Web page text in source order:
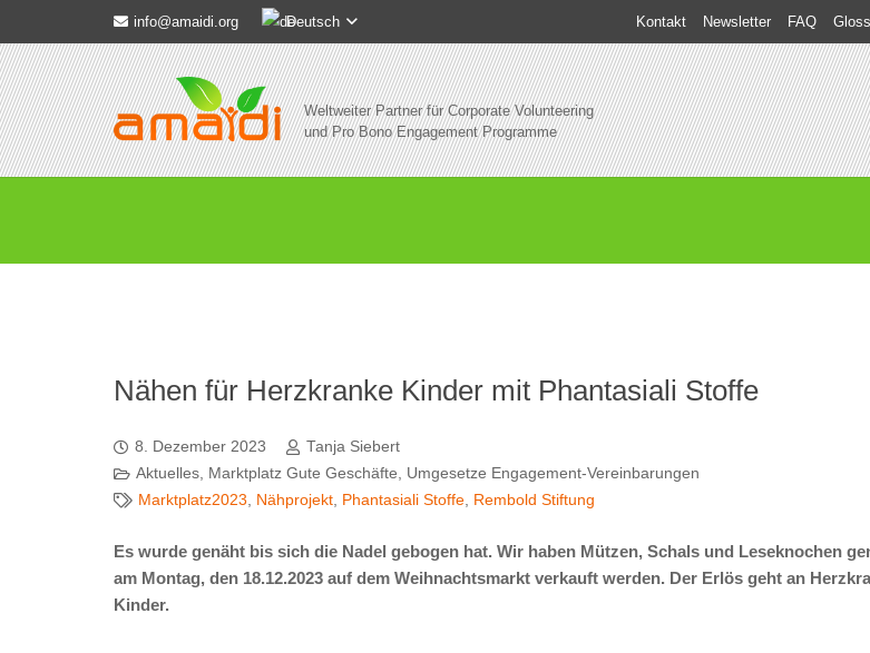
info@amaidi.org Deutsch Kontakt Newsletter FAQ
Weltweiter Partner für Corporate Volunteering
und Pro Bono Engagement Programme
Nähen für Herzkranke Kinder mit Phantasiali Stoffe
8. Dezember 2023
Tanja Siebert
Aktuelles Marktplatz Gute Geschäfte
Umgesetze Engagement-Vereinbarungen
Marktplatz2023
Nähprojekt Phantasiali Stoffe Rembold Stiftung
Es wurde genäht bis sich die Nadel gebogen hat. Wir haben Mützen, Schals und Leseknochen
am Montag, den 18.12.2023 auf dem Weihnachtsmarkt verkauft werden. Der Erlös geht an
Kinder.